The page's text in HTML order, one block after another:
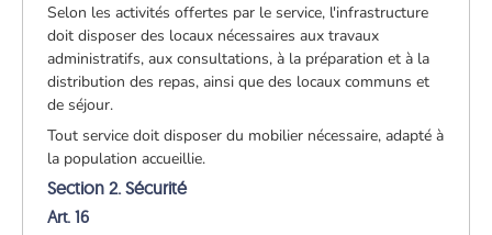
Selon les activités offertes par le service, l'infrastructure
doit disposer des locaux nécessaires aux travaux
administratifs, aux consultations, à la préparation et à la
distribution des repas, ainsi que des locaux communs et
de séjour.
Tout service doit disposer du mobilier nécessaire, adapté à
la population accueillie.
Section 2. Sécurité
Art. 16